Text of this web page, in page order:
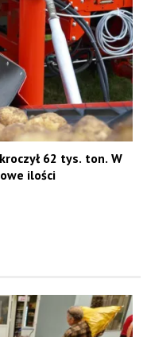
62 tys. ton. W
ilości